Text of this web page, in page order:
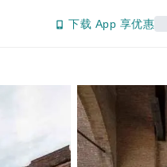
下载 App 享优惠